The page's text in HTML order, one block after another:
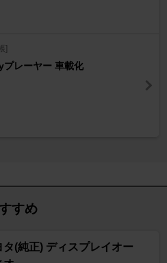
]
プレーヤー 車載化
すめ
タ(純正) ディスプレイオー